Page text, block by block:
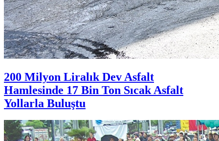
200 Milyon Liralık Dev Asfalt
Hamlesinde 17 Bin Ton Sıcak Asfalt
Yollarla Buluştu